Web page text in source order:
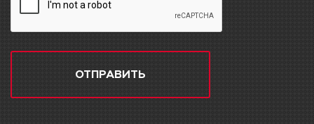
ОТПРАВИТЬ